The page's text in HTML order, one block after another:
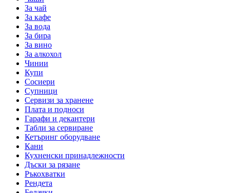
За чай
За кафе
За вода
За бира
За вино
За алкохол
Чинии
Купи
Сосиери
Супници
Сервизи за хранене
Плата и подноси
Гарафи и декантери
Табли за сервиране
Кетъринг оборудване
Кани
Кухненски принадлежности
Дъски за рязане
Ръкохватки
Рендета